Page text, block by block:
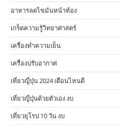
อาหารลดไขมันหน้าท้อง
เกร็ดความรู้วิทยาศาสตร์
เครื่องทำความเย็น
เครื่องปรับอากาศ
เที่ยวญี่ปุ่น 2024 เดือนไหนดี
เที่ยวญี่ปุ่นด้วยตัวเอง งบ
เที่ยวยุโรป 10 วัน งบ